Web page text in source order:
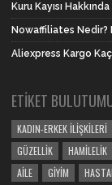
Kuru Kayısı
Nowaffiliates
Aliexpress Kargo
ETIKET
KADIN-ERKEK İLIŞKILERI
GÜZELLIK
HAMILELIK
AILE
GIYIM